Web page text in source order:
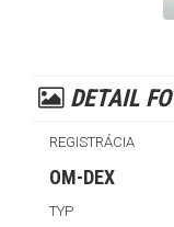
DETAIL
REGISTRÁCIA
OM-DEX
TYP